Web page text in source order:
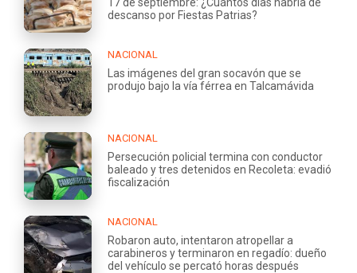
descanso por Fiestas Patrias?
NACIONAL
Las imágenes del gran socavón que se
produjo bajo la vía férrea en Talcamávida
NACIONAL
Persecución policial termina con conductor
baleado y tres detenidos en Recoleta: evadió
fiscalización
NACIONAL
Robaron auto, intentaron atropellar a
carabineros y terminaron en regadío: dueño
del vehículo se percató horas después